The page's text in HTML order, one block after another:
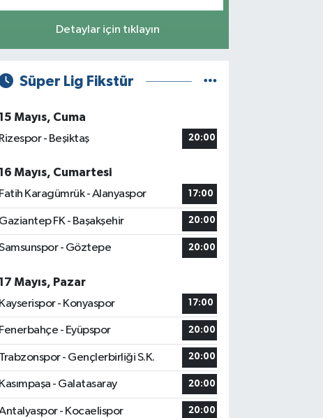
Detaylar için tıklayın
Süper Lig Fikstür
15 Mayıs, Cuma
Rizespor - Beşiktaş
20:00
16 Mayıs, Cumartesi
Fatih Karagümrük - Alanyaspor
17:00
Gaziantep FK - Başakşehir 20:00
- Göztepe 20:00
17 Mayıs, Pazar
Kayserispor - Konyaspor
17:00
Fenerbahçe - Eyüpspor 20:00
Trabzonspor - Gençlerbirliği S.K. 20:00
Kasımpaşa - Galatasaray 20:00
- Kocaelispor 20:00